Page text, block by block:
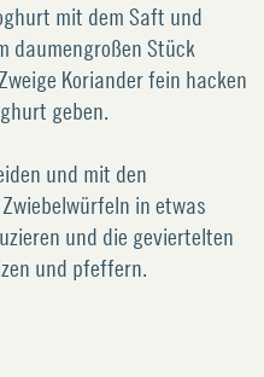
mit dem Saft und
daumengroßen Stück
Koriander fein hacken
geben.
und mit den
in etwas
und die geviertelten
und pfeffern.